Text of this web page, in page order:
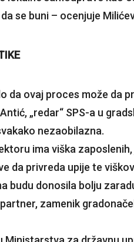
se buni – ocenjuje
da ovaj proces može da
„redar“ SPS-a u
nezaobilazna.
ima viška
da privreda upije te
budu donosila bolju
zamenik